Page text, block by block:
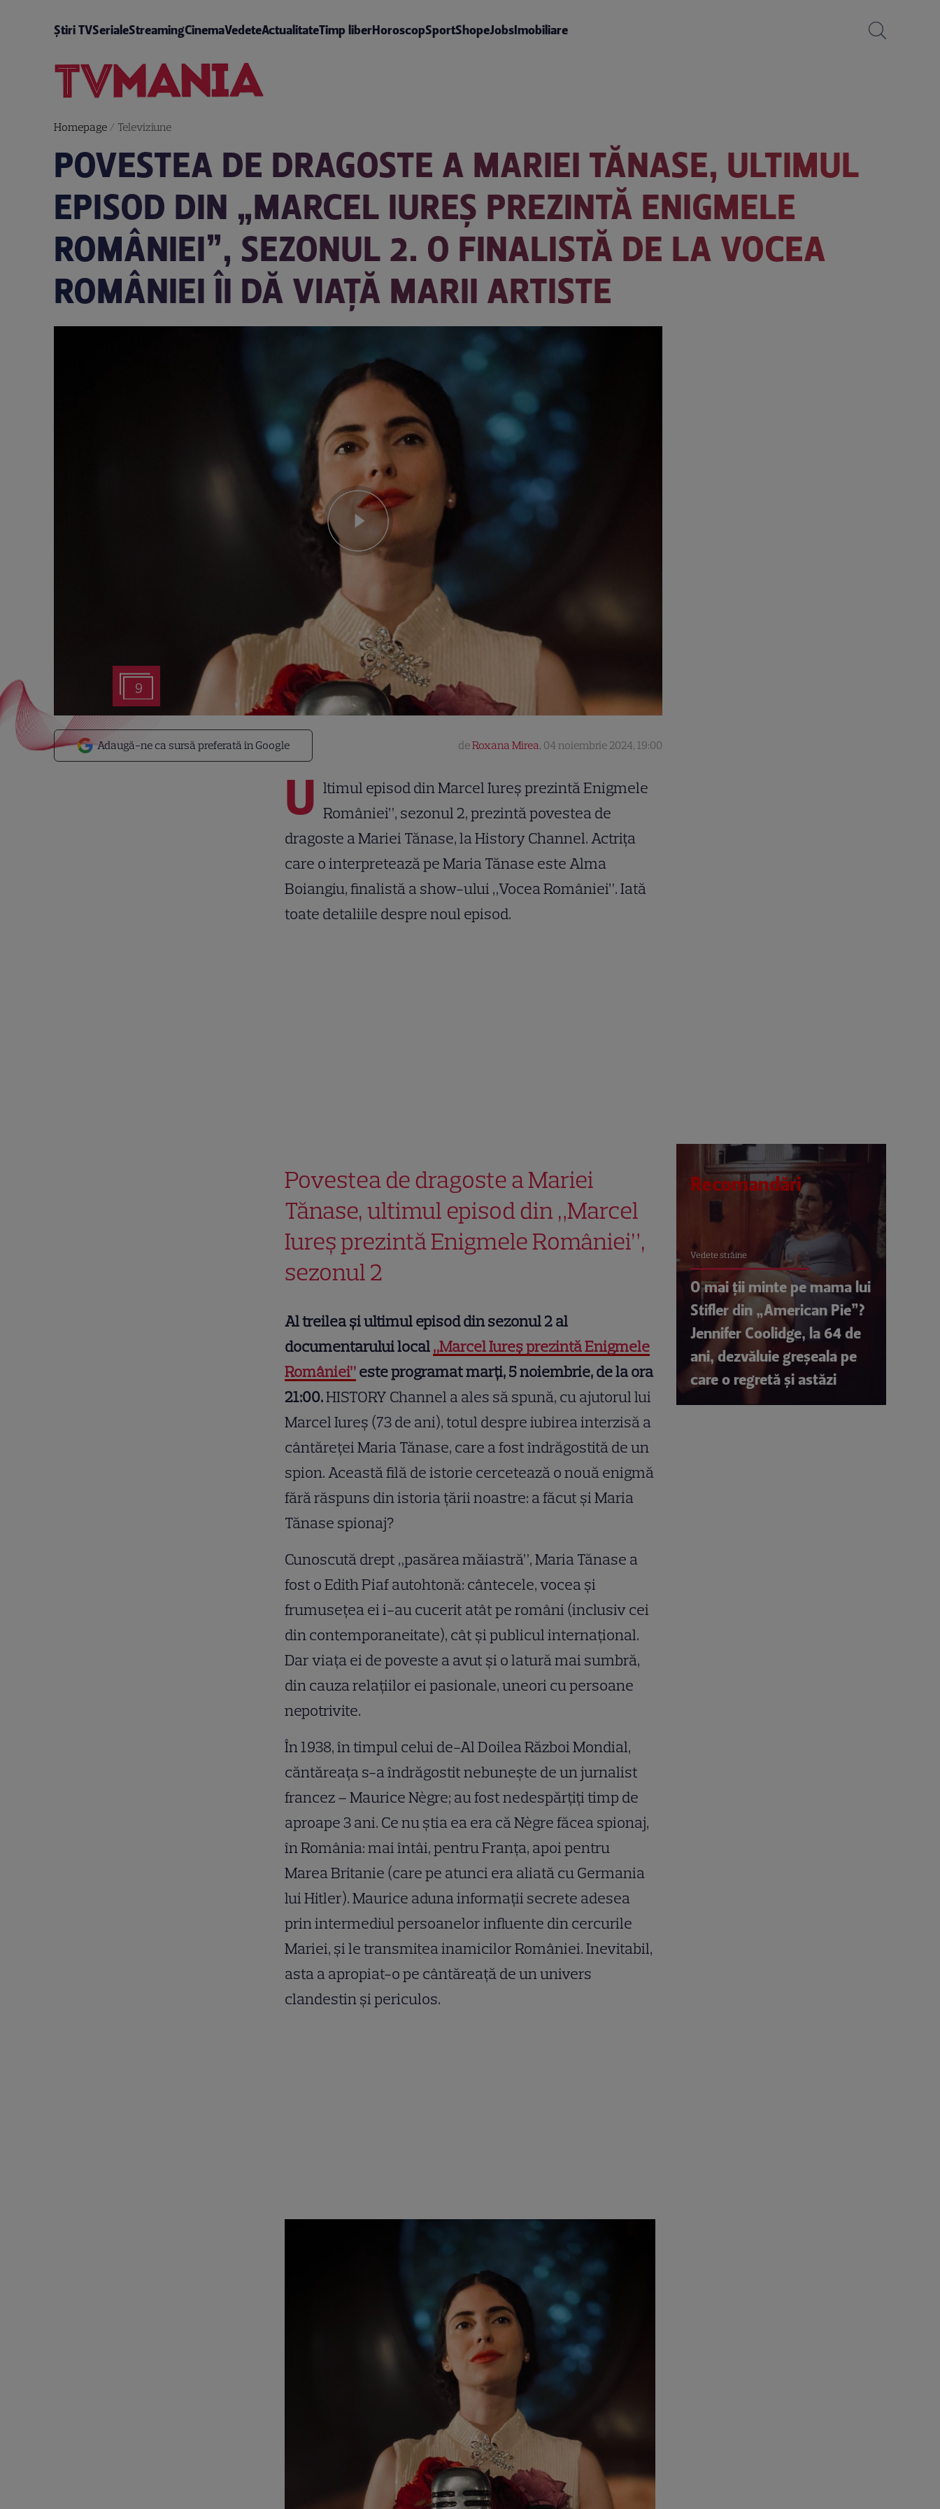
Știri TVSerialeStreamingCinemaVedeteActualitateTimp liberHoroscopSportShopeJobsImobiliare
Homepage/ Televiziune
POVESTEA DE DRAGOSTE A MARIEI TĂNASE, ULTIMUL
EPISOD DIN „MARCEL IUREȘ PREZINTĂ ENIGMELE
ROMÂNIEI”, SEZONUL 2. O FINALISTĂ DE LA VOCEA
ROMÂNIEI ÎI DĂ VIAȚĂ MARII ARTISTE
9
Adaugă-ne ca sursă preferată în Google deRoxana Mirea, 04 noiembrie 2024, 19:00
U ltimul episod din Marcel Iureș prezintă Enigmele
României”, sezonul 2, prezintă povestea de
dragoste a Mariei Tănase, la History Channel. Actrița
care o interpretează pe Maria Tănase este Alma
Boiangiu, finalistă a show-ului „Vocea României”. Iată
toate detaliile despre noul episod.
Povestea de dragoste a Mariei
Tănase, ultimul episod din „Marcel
Iureș prezintă Enigmele României”,
sezonul 2
Al treilea și ultimul episod din sezonul 2 al
documentarului local„Marcel Iureș prezintă Enigmele
României”este programat marți, 5 noiembrie, de la ora
21:00.HISTORY Channel a ales să spună, cu ajutorul lui
Marcel Iureș (73 de ani), totul despre iubirea interzisă a
cântăreței Maria Tănase, care a fost îndrăgostită de un
spion. Această filă de istorie cercetează o nouă enigmă
fără răspuns din istoria țării noastre: a făcut și Maria
Tănase spionaj?
Cunoscută drept „pasărea măiastră”, Maria Tănase a
fost o Edith Piaf autohtonă: cântecele, vocea și
frumusețea ei i-au cucerit atât pe români (inclusiv cei
din contemporaneitate), cât și publicul internațional.
Dar viața ei de poveste a avut și o latură mai sumbră,
din cauza relațiilor ei pasionale, uneori cu persoane
nepotrivite.
În 1938, în timpul celui de-Al Doilea Război Mondial,
căntăreața s-a îndrăgostit nebunește de un jurnalist
francez – Maurice Nègre; au fost nedespărțiți timp de
aproape 3 ani. Ce nu știa ea era că Nègre făcea spionaj,
în România: mai întâi, pentru Franța, apoi pentru
Marea Britanie (care pe atunci era aliată cu Germania
lui Hitler). Maurice aduna informații secrete adesea
prin intermediul persoanelor influente din cercurile
Mariei, și le transmitea inamicilor României. Inevitabil,
asta a apropiat-o pe cântăreață de un univers
clandestin și periculos.
Recomandări
Vedete străine
O mai ții minte pe mama lui
Stifler din „American Pie”?
Jennifer Coolidge, la 64 de
ani, dezvăluie greșeala pe
care o regretă și astăzi